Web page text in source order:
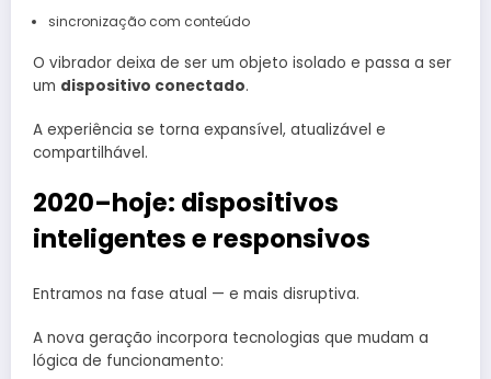
sincronização com conteúdo
O vibrador deixa de ser um objeto isolado e passa a ser
um dispositivo conectado.
A experiência se torna expansível, atualizável e
compartilhável.
2020–hoje: dispositivos
inteligentes e responsivos
Entramos na fase atual — e mais disruptiva.
A nova geração incorpora tecnologias que mudam a
lógica de funcionamento: